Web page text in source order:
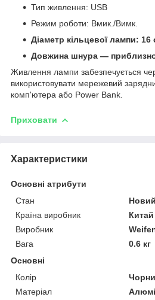
Тип живлення: USB
Режим роботи: Вмик./Вимк.
Діаметр кільцевої лампи: 16
Довжина шнура — приблизно
Живлення лампи забезпечується
використовувати мережевий
комп'ютера або Power Bank.
Приховати
Характеристики
Основні атрибути
Стан
Новий
Країна виробник
Китай
Виробник
Вага
0.6 кг
Основні
Колір
Матеріал